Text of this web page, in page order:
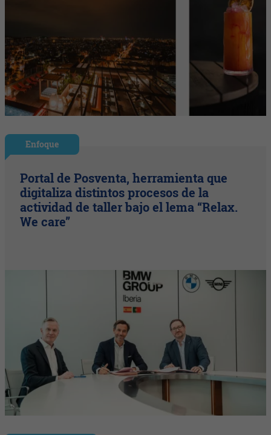
Enfoque
Portal de Posventa, herramienta que
digitaliza distintos procesos de la
actividad de taller bajo el lema “Relax.
We care”